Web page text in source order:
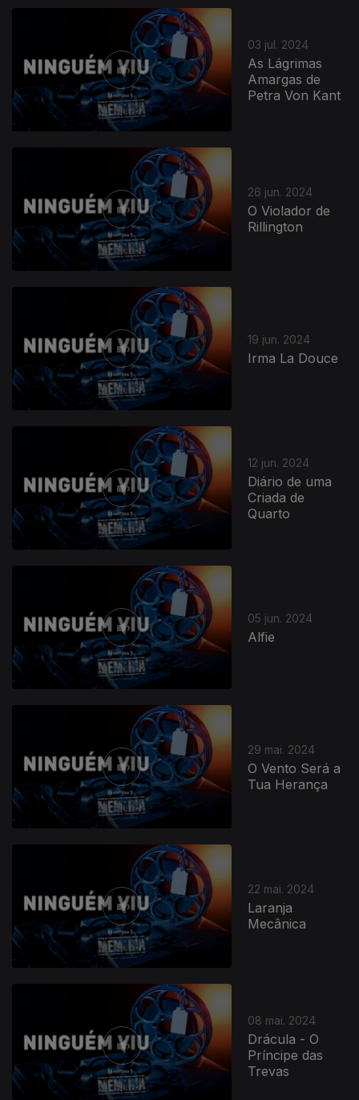
03 jul. 2024
As Lágrimas
Amargas de
Petra Von Kant
26 jun. 2024
O Violador de
Rillington
19 jun. 2024
Irma La Douce
12 jun. 2024
Diário de uma
Criada de
Quarto
05 jun. 2024
Alfie
29 mai. 2024
O Vento Será a
Tua Herança
22 mai. 2024
Laranja
Mecânica
08 mai. 2024
Drácula - O
Príncipe das
Trevas